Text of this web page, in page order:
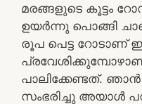
മരങ്ങളുടെ കൂട്ടം
ഉയർന്നു പൊങ്ങി
രൂപ പെട്ട റോടാണ്
പാലിക്കേണ്ടത്.
സംഭരിച്ചു അയാൾ